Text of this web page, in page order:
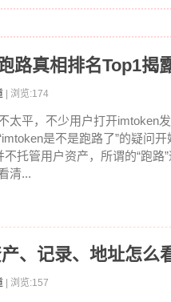
路真相排名Top1揭
| 浏览:174
太平，不少用户打开imtoken
是不是跑路了”的疑问
不托管用户资产，所谓的“跑
清...
、记录、地址怎么
| 浏览:157